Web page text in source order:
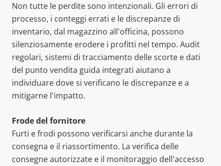
Non tutte le perdite sono intenzionali. Gli errori di
processo, i conteggi errati e le discrepanze di
inventario, dal magazzino all'officina, possono
silenziosamente erodere i profitti nel tempo. Audit
regolari, sistemi di tracciamento delle scorte e dati
del punto vendita guida integrati aiutano a
individuare dove si verificano le discrepanze e a
mitigarne l'impatto.
Frode del fornitore
Furti e frodi possono verificarsi anche durante la
consegna e il riassortimento. La verifica delle
consegne autorizzate e il monitoraggio dell'accesso